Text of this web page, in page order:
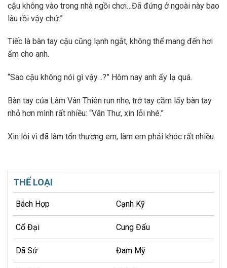
cậu không vào trong nhà ngồi chơi…Đã đứng ở ngoài này bao
lâu rồi vậy chứ.”
Tiếc là bàn tay cậu cũng lạnh ngắt, không thể mang đến hơi
ấm cho anh.
“Sao cậu không nói gì vậy…?” Hôm nay anh ấy lạ quá.
Bàn tay của Lâm Vân Thiên run nhẹ, trở tay cầm lấy bàn tay
nhỏ hơn mình rất nhiều: “Vân Thư, xin lỗi nhé.”
Xin lỗi vì đã làm tổn thương em, làm em phải khóc rất nhiều.
THỂ LOẠI
Bách Hợp Cạnh Kỹ
Cổ Đại Cung Đấu
Dã Sử Đam Mỹ